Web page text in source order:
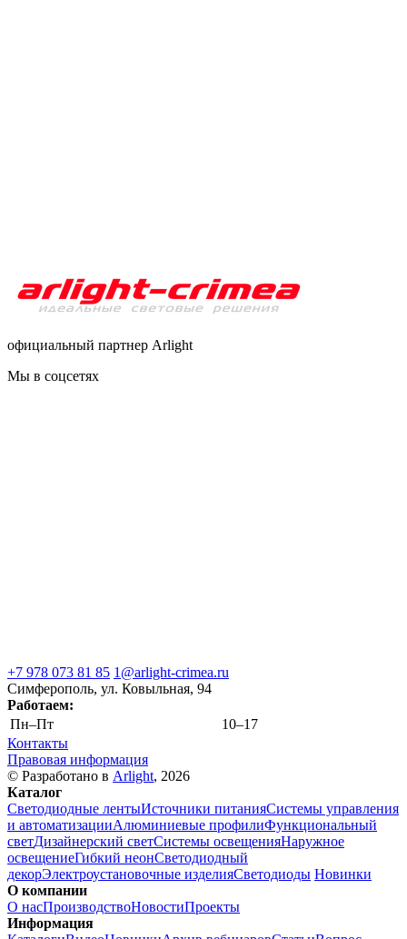
официальный партнер Arlight
Мы в соцсетях
+7 978 073 81 85 1@arlight-crimea.ru
Симферополь, ул. Ковыльная, 94
Работаем:
Пн–Пт
10–17
Контакты
Правовая информация
© Разработано в Arlight, 2026
Каталог
Светодиодные лентыИсточники питанияСистемы управления
и автоматизацииАлюминиевые профилиФункциональный
светДизайнерский светСистемы освещенияНаружное
освещениеГибкий неонСветодиодный
декорЭлектроустановочные изделияСветодиоды Новинки
О компании
О насПроизводствоНовостиПроекты
Информация